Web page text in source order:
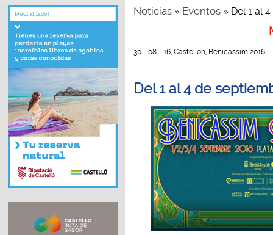
Noticias» Eventos» Del 1 al
30 - 08 - 16, Castellón, Benicàssim 2016
Del 1 al 4 de